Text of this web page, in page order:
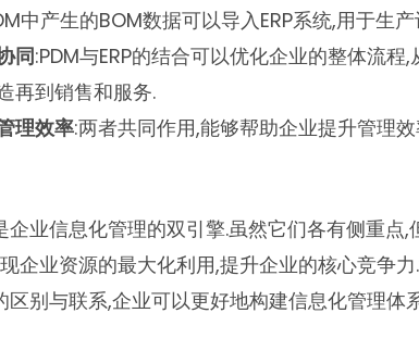
中产生的BOM数据可以导入ERP系统,用于生
同:PDM与ERP的结合可以优化企业的整体流程
再到销售和服务.
理效率:两者共同作用,能够帮助企业提升管理
企业信息化管理的双引擎.虽然它们各有侧重点,
企业资源的最大化利用,提升企业的核心竞争
区别与联系,企业可以更好地构建信息化管理体